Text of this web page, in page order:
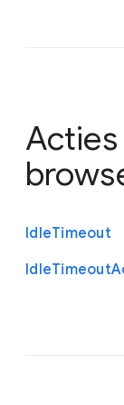
IdleTimeout
IdleTimeout